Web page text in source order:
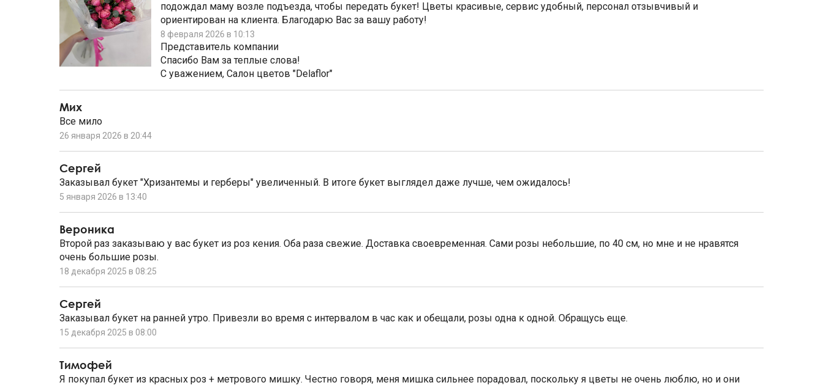
подождал маму возле подъезда, чтобы передать букет! Цветы красивые, сервис удобный, персонал отзывчивый и
ориентирован на клиента. Благодарю Вас за вашу работу!
8 февраля 2026 в 10:13
Представитель компании
Спасибо Вам за теплые слова!
С уважением, Салон цветов "Delaflor"
Мих
Все мило
26 января 2026 в 20:44
Сергей
Заказывал букет "Хризантемы и герберы" увеличенный. В итоге букет выглядел даже лучше, чем ожидалось!
5 января 2026 в 13:40
Вероника
Второй раз заказываю у вас букет из роз кения. Оба раза свежие. Доставка своевременная. Сами розы небольшие, по 40 см, но мне и не нравятся
очень большие розы.
18 декабря 2025 в 08:25
Сергей
Заказывал букет на ранней утро. Привезли во время с интервалом в час как и обещали, розы одна к одной. Обращусь еще.
15 декабря 2025 в 08:00
Тимофей
Я покупал букет из красных роз + метрового мишку. Честно говоря, меня мишка сильнее порадовал, поскольку я цветы не очень люблю, но и они